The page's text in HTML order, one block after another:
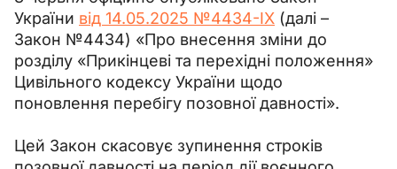
України від 14.05.2025 №4434-IX (далі –
Закон №4434) «Про внесення зміни до
розділу «Прикінцеві та перехідні положення»
Цивільного кодексу України щодо
поновлення перебігу позовної давності».
Цей Закон скасовує зупинення строків